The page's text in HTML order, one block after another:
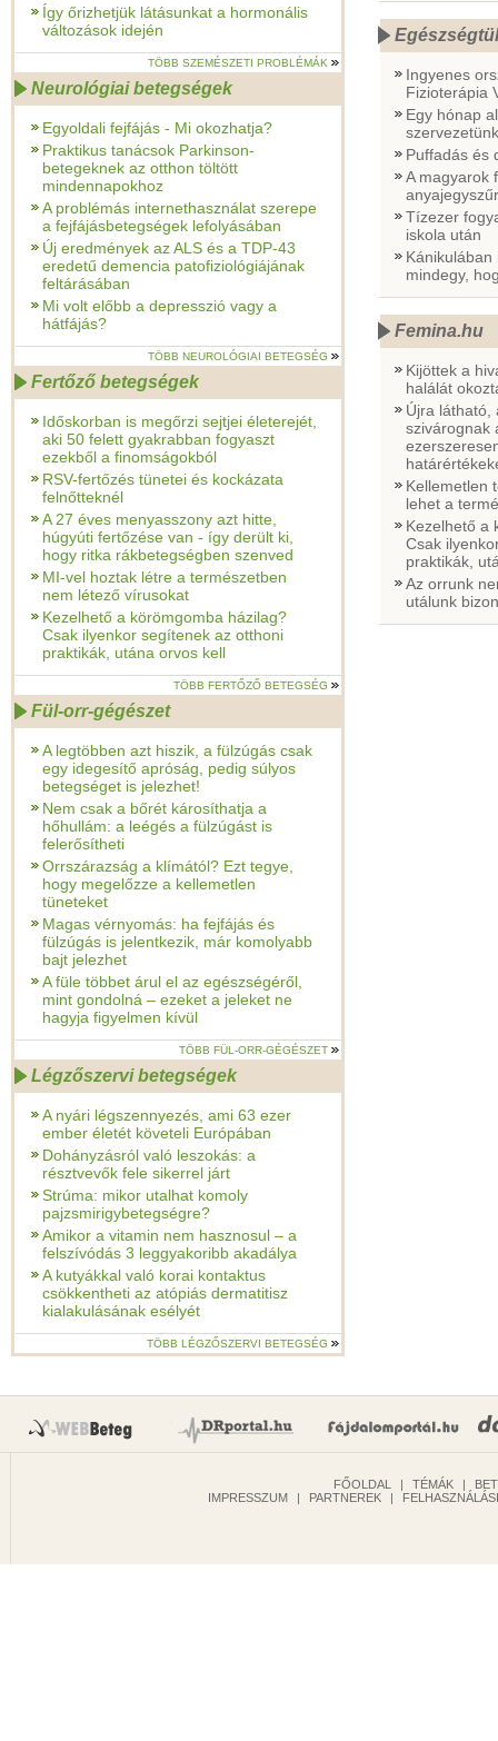
Így őrizhetjük látásunkat a hormonális
változások idején
TÖBB SZEMÉSZETI PROBLÉMÁK
Neurológiai betegségek
Egyoldali fejfájás - Mi okozhatja?
Praktikus tanácsok Parkinson-
betegeknek az otthon töltött
mindennapokhoz
A problémás internethasználat szerepe
a fejfájásbetegségek lefolyásában
Új eredmények az ALS és a TDP-43
eredetű demencia patofiziológiájának
feltárásában
Mi volt előbb a depresszió vagy a
hátfájás?
TÖBB NEUROLÓGIAI BETEGSÉG
Fertőző betegségek
Időskorban is megőrzi sejtjei életerejét,
aki 50 felett gyakrabban fogyaszt
ezekből a finomságokból
RSV-fertőzés tünetei és kockázata
felnőtteknél
A 27 éves menyasszony azt hitte,
húgyúti fertőzése van - így derült ki,
hogy ritka rákbetegségben szenved
MI-vel hoztak létre a természetben
nem létező vírusokat
Kezelhető a körömgomba házilag?
Csak ilyenkor segítenek az otthoni
praktikák, utána orvos kell
TÖBB FERTŐZŐ BETEGSÉG
Fül-orr-gégészet
A legtöbben azt hiszik, a fülzúgás csak
egy idegesítő apróság, pedig súlyos
betegséget is jelezhet!
Nem csak a bőrét károsíthatja a
hőhullám: a leégés a fülzúgást is
felerősítheti
Orrszárazság a klímától? Ezt tegye,
hogy megelőzze a kellemetlen
tüneteket
Magas vérnyomás: ha fejfájás és
fülzúgás is jelentkezik, már komolyabb
bajt jelezhet
A füle többet árul el az egészségéről,
mint gondolná – ezeket a jeleket ne
hagyja figyelmen kívül
TÖBB FÜL-ORR-GÉGÉSZET
Légzőszervi betegségek
A nyári légszennyezés, ami 63 ezer
ember életét követeli Európában
Dohányzásról való leszokás: a
résztvevők fele sikerrel járt
Strúma: mikor utalhat komoly
pajzsmirigybetegségre?
Amikor a vitamin nem hasznosul – a
felszívódás 3 leggyakoribb akadálya
A kutyákkal való korai kontaktus
csökkentheti az atópiás dermatitisz
kialakulásának esélyét
TÖBB LÉGZŐSZERVI BETEGSÉG
Ingyenes
Fizioterápia
Egy hónap
szervezetünk
Puffadás és
A magyarok
Tízezer
iskola után
mindegy,
Femina.hu
Kijöttek a
halálát
Újra látható,
szivárognak
Kellemetlen
lehet a
Kezelhető a
Csak
praktikák,
Az orrunk
utálunk
FŐOLDAL | TÉMÁK |
IMPRESSZUM
| PARTNEREK |